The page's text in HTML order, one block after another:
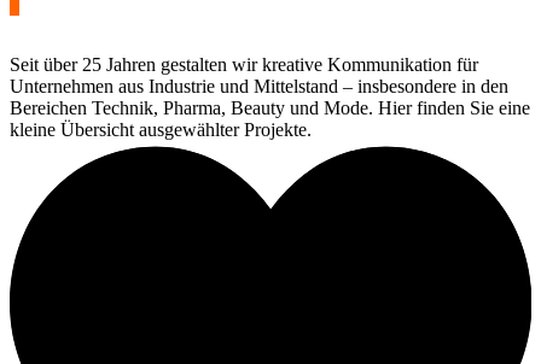
Seit über 25 Jahren gestalten wir kreative Kommunikation für
Unternehmen aus Industrie und Mittelstand – insbesondere in den
Bereichen Technik, Pharma, Beauty und Mode. Hier finden Sie eine
kleine Übersicht ausgewählter Projekte.